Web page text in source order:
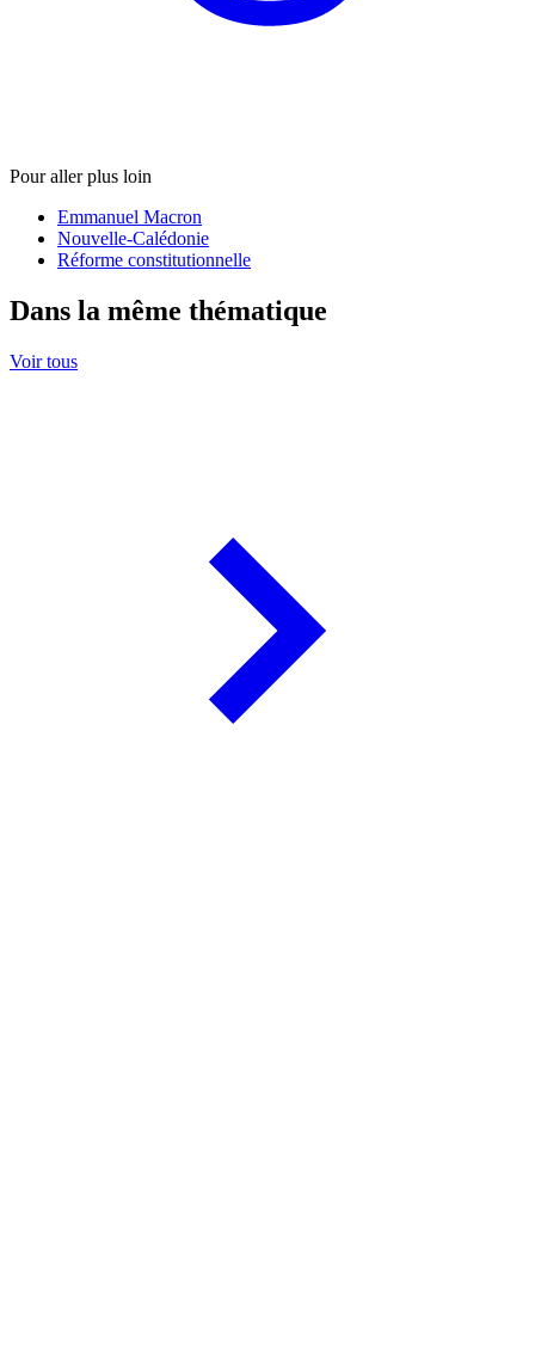
Pour aller plus loin
Emmanuel Macron
Nouvelle-Calédonie
Réforme constitutionnelle
Dans la même thématique
Voir tous